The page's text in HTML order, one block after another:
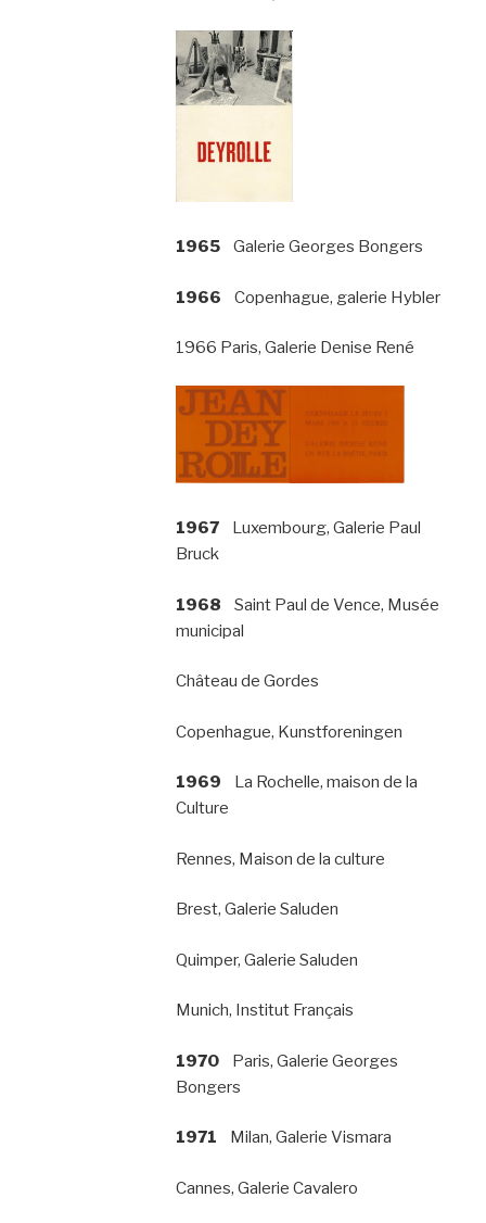
1965Galerie Georges Bongers
1966 Copenhague, galerie Hybler
1966 Paris, Galerie Denise René
1967Luxembourg, Galerie Paul
Bruck
1968 Saint Paul de Vence, Musée
municipal
Château de Gordes
Copenhague, Kunstforeningen
1969 La Rochelle, maison de la
Culture
Rennes, Maison de la culture
Brest, Galerie Saluden
Quimper, Galerie Saluden
Munich, Institut Français
1970Paris, Galerie Georges
Bongers
1971 Milan, Galerie Vismara
Cannes, Galerie Cavalero